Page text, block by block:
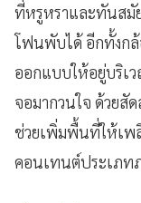
ที่หรูหราและทันสมั
โฟนพับได้ อีกทั้งก
ออกแบบให้อยู่บริเ
จอมากวนใจ ด้วยสั
ช่วยเพิ่มพื้นที่ให้เพ
คอนเทนต์ประเภท